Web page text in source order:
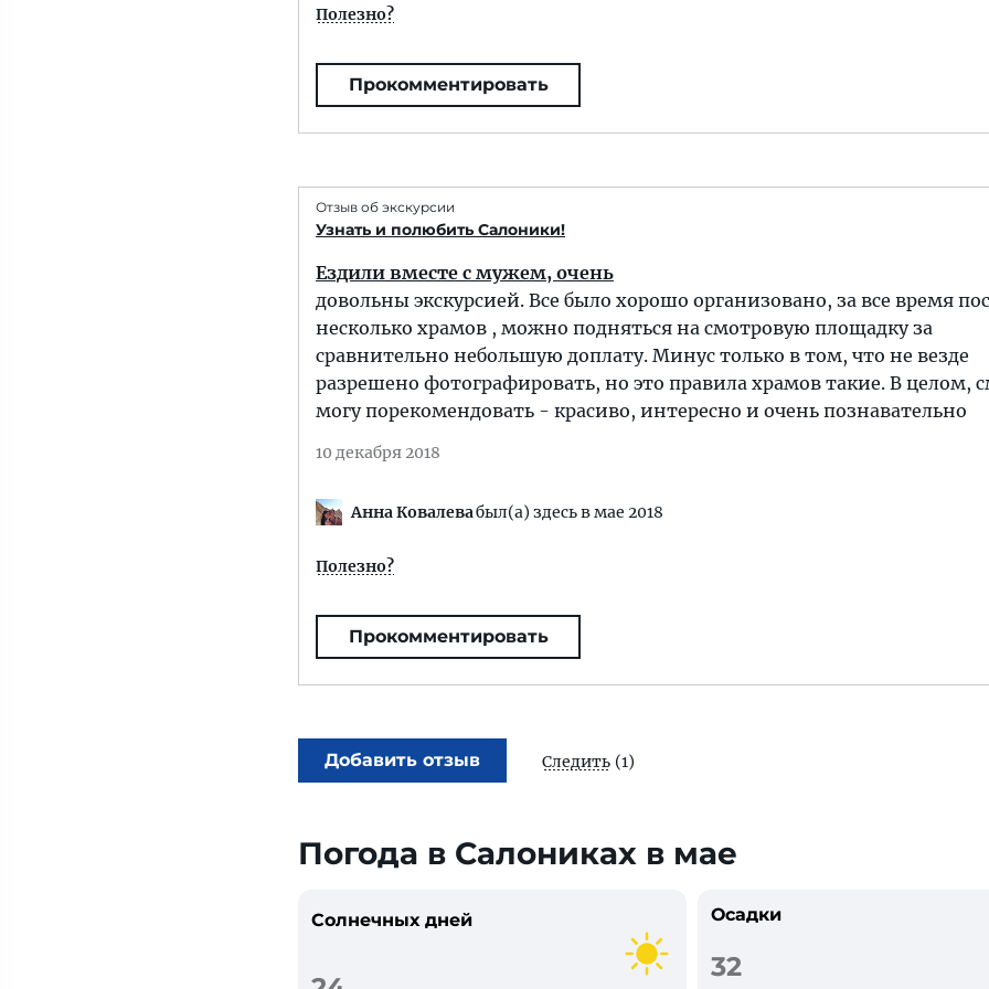
Полезно?
Прокомментировать
Отзыв об экскурсии
Узнать и полюбить Салоники!
Ездили вместе с мужем, очень
довольны экскурсией. Все было хорошо организовано, за все время
несколько храмов , можно подняться на смотровую площадку за
сравнительно небольшую доплату. Минус только в том, что не везде
разрешено фотографировать, но это правила храмов такие. В целом,
могу порекомендовать - красиво, интересно и очень познавательно
10 декабря 2018
Анна Ковалевабыл(а) здесь в мае 2018
Полезно?
Прокомментировать
Добавить отзыв Следить (1)
Погода в Салониках в мае
Солнечных дней Осадки
32